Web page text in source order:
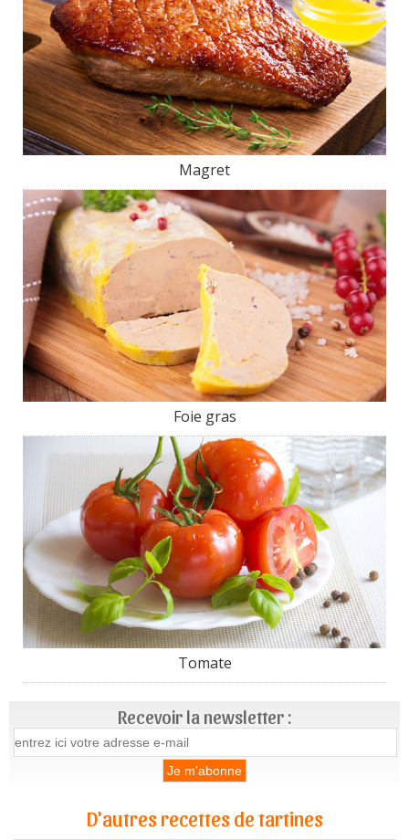
Magret
Foie gras
Tomate
Recevoir la newsletter :
D'autres recettes de tartines